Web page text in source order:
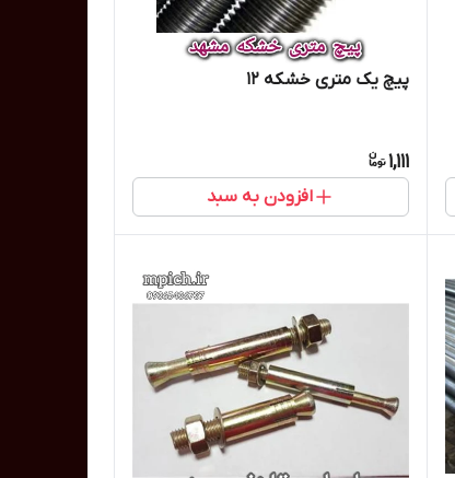
پیچ یک متری خشکه 12
1,111
افزودن به سبد